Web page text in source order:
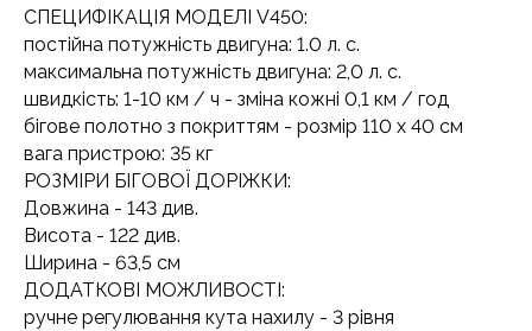
СПЕЦИФІКАЦІЯ МОДЕЛІ V450:
постійна потужність двигуна: 1.0 л. с.
максимальна потужність двигуна: 2,0 л. с.
швидкість: 1-10 км / ч - зміна кожні 0,1 км / год
бігове полотно з покриттям - розмір 110 x 40 см
вага пристрою: 35 кг
РОЗМІРИ БІГОВОЇ ДОРІЖКИ:
Довжина - 143 див.
Висота - 122 див.
Ширина - 63,5 см
ДОДАТКОВІ МОЖЛИВОСТІ:
ручне регулювання кута нахилу - 3 рівня